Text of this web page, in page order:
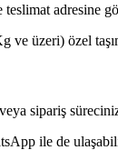
adresine
ve üzeri) özel
sipariş
ile de